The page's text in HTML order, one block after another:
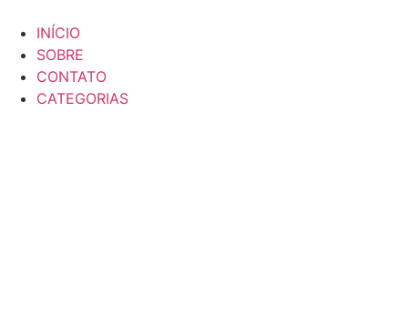
para
conteúdo
INÍCIO
SOBRE
CONTATO
CATEGORIAS